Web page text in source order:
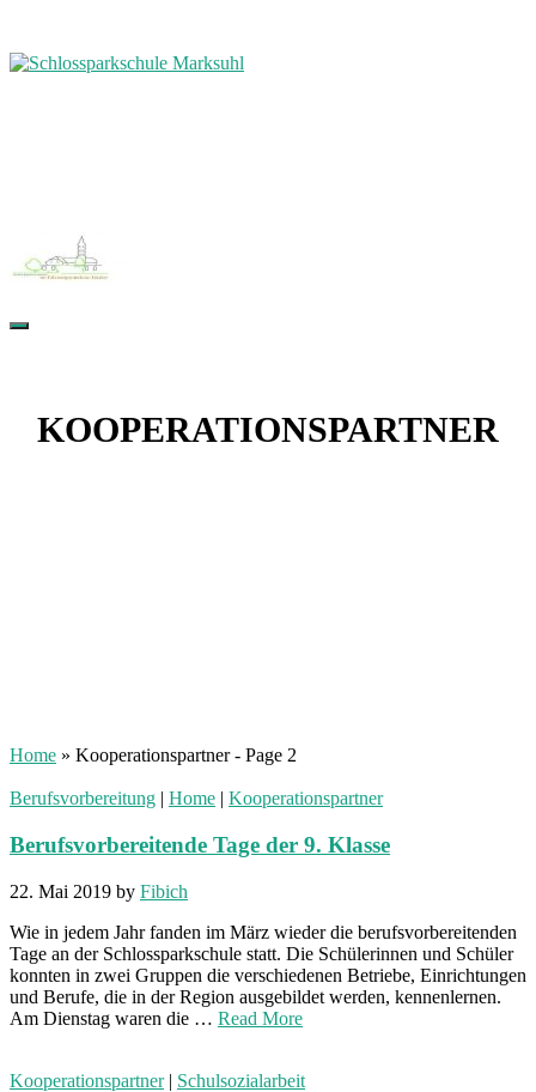
KOOPERATIONSPARTNER
Home » Kooperationspartner- Page 2
Berufsvorbereitung | Home | Kooperationspartner
Berufsvorbereitende Tage der 9. Klasse
22. Mai 2019 by Fibich
Wie in jedem Jahr fanden im März wieder die berufsvorbereitenden
Tage an der Schlossparkschule statt. Die Schülerinnen und Schüler
konnten in zwei Gruppen die verschiedenen Betriebe, Einrichtungen
und Berufe, die in der Region ausgebildet werden, kennenlernen.
Am Dienstag waren die … Read More
Kooperationspartner| Schulsozialarbeit